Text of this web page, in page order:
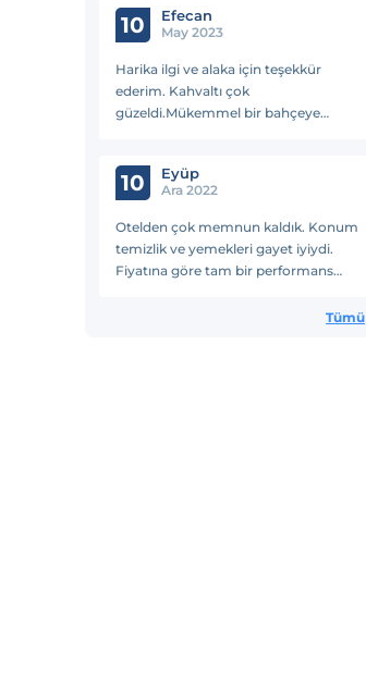
10 Efecan
May 2023
Harika ilgi ve alaka için teşekkür
ederim. Kahvaltı çok
güzeldi.Mükemmel bir bahçeye
çoğu yere yakın.
10 Eyüp
Ara 2022
Otelden çok memnun kaldık. Konum
temizlik ve yemekleri gayet iyiydi.
Fiyatına göre tam bir performans
ilgilendi. Özel günümüz nedeniyleTümü